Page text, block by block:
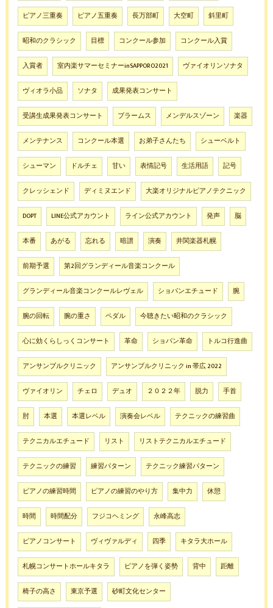
ピアノ三重奏 ピアノ五重奏 長万部町 大空町 斜里町
昭和のクラシック 目標 コンクール参加 コンクール入賞
入賞者 室内楽サマーセミナーinSAPPORO2021 ヴァイオリンソナタ
ヴィオラ小品 ソナタ 成果発表コンサート
受講生成果発表コンサート ブラームス メンデルスゾーン 楽器
メンテナンス コンクール本選 お弟子さんたち シューベルト
シューマン ドルチェ 甘い 表情記号 生活用語 記号
クレッシェンド ディミヌエンド 大楽オリジナルピアノテクニック
DOPT LINE公式アカウント ライン公式アカウント 発声 脳
本番 あがる 忘れる 暗譜 演奏 井関楽器札幌
前期予選 第2回グランディール音楽コンクール
グランディール音楽コンクールレヴェル ショパンエチュード 腕
腕の回転 腕の重さ ペダル 今聴きたい昭和のクラシック
心に効くらしっくコンサート 革命 ショパン革命 トルコ行進曲
アンサンブルクリニック アンサンブルクリニック in 帯広 2022
ヴァイオリン チェロ デュオ ２０２２年 脱力 手首
肘 本選 本選レベル 演奏会レベル テクニックの練習曲
テクニカルエチュード リスト リストテクニカルエチュード
テクニックの練習 練習パターン テクニック練習パターン
ピアノの練習時間 ピアノの練習のやり方 集中力 休憩
時間 時間配分 フジコヘミング 永峰高志
ピアノコンサート ヴィヴァルディ 四季 キタラ大ホール
札幌コンサートホールキタラ ピアノを弾く姿勢 背中 距離
椅子の高さ 東京予選 砂町文化センター